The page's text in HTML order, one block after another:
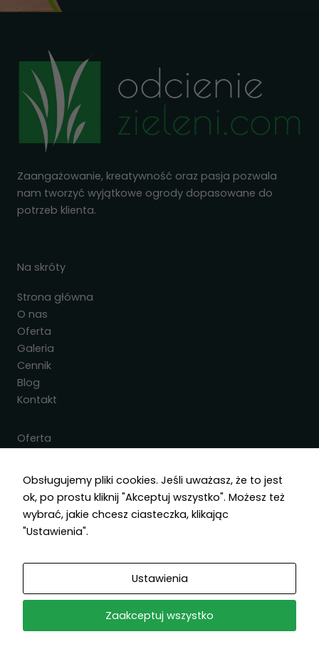
Zaangażowanie, kreatywność oraz pasja pozwala
nam tworzyć wyjątkowe ogrody dopasowane do
potrzeb klienta.
Na skróty
Strona główna
O nas
Oferta
Galeria
Cennik
Blog
Kontakt
Oferta
Zakładanie ogrodów
Systemy automatycznego nawadniania
Prace brukarskie
Pielęgnacja ogrodów
Zakładanie i pielęgnacja trawników
Obsługujemy pliki cookies. Jeśli uważasz, że to jest
ok, po prostu kliknij "Akceptuj wszystko". Możesz też
wybrać, jakie chcesz ciasteczka, klikając
"Ustawienia".
Ustawienia
Zaakceptuj wszystko